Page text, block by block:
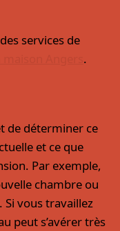
services de
.
de déterminer ce
et ce que
Par exemple,
chambre ou
Si vous travaillez
peut s’avérer très